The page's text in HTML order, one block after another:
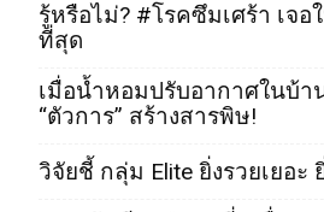
รู้หรือไม่? #โรคซึมเศร้า เจ
ที่สุด
เมื่อน้ำหอมปรับอากาศในบ้า
“ตัวการ” สร้างสารพิษ!
วิจัยชี้ กลุ่ม Elite ยิ่งรวยเยอะ